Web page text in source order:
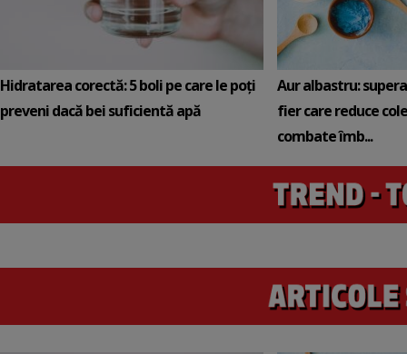
Hidratarea corectă: 5 boli pe care le poți
preveni dacă bei suficientă apă
Aur albastru:
fier care reduce
combate îmb...